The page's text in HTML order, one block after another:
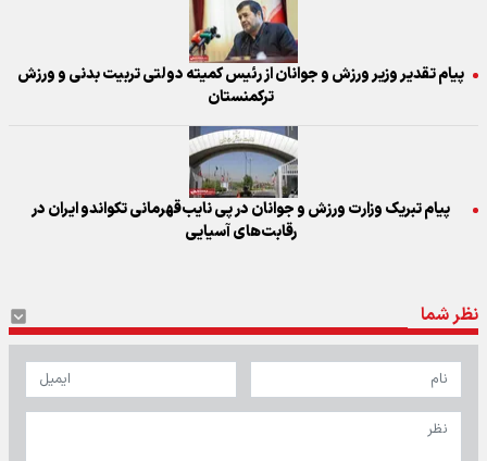
پیام تقدیر وزیر ورزش و جوانان از رئیس کمیته دولتی تربیت بدنی و ورزش
ترکمنستان
پیام تبریک وزارت ورزش و جوانان در پی نایب‌قهرمانی تکواندو ایران در
رقابت‌های آسیایی
نظر شما